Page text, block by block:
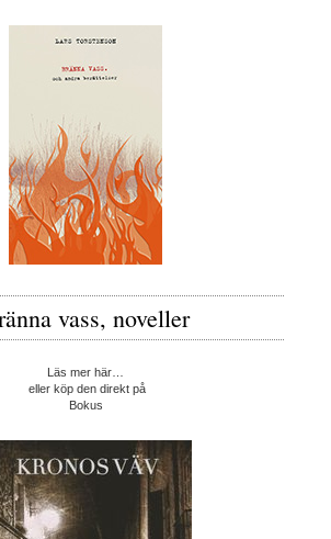
vass, noveller
Läs mer här…
eller köp den direkt på
Bokus